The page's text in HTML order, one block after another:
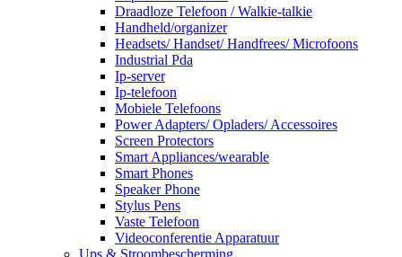
Draadloze Telefoon / Walkie-talkie
Handheld/organizer
Headsets/ Handset/ Handfrees/ Microfoons
Industrial Pda
Ip-server
Ip-telefoon
Mobiele Telefoons
Power Adapters/ Opladers/ Accessoires
Screen Protectors
Smart Appliances/wearable
Smart Phones
Speaker Phone
Stylus Pens
Vaste Telefoon
Videoconferentie Apparatuur
Ups & Stroombescherming